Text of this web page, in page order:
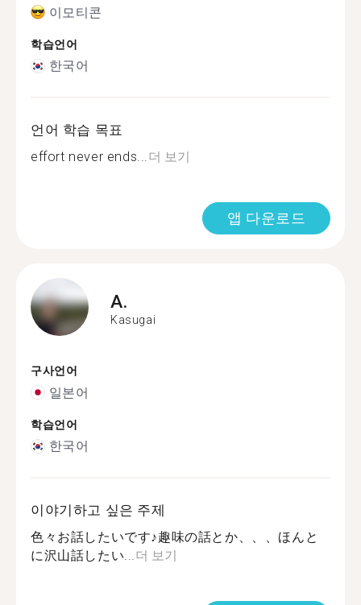
이모티콘
학습언어
한국어
언어 학습 목표
effort never ends...더 보기
앱 다운로드
A.
Kasugai
구사언어
일본어
학습언어
한국어
이야기하고 싶은 주제
色々お話したいです♪趣味の話とか、、、ほんと
に沢山話したい...더 보기